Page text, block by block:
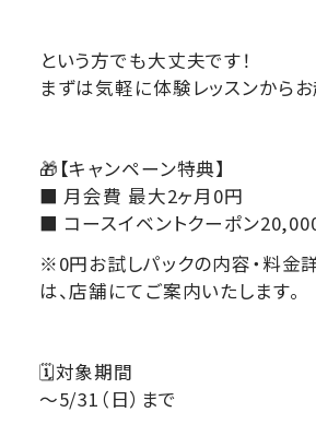
という方でも大丈夫です！
まずは気軽に体験レッスンから
🎁【キャンペーン特典】
■ 月会費 最大2ヶ月0円
■ コースイベントクーポン
※0円お試しパックの内容・料金
は、店舗にてご案内いたします。
🗓️対象期間
〜5/31（日）まで